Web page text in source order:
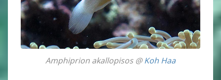
Amphiprion akallopisos @Koh Haa